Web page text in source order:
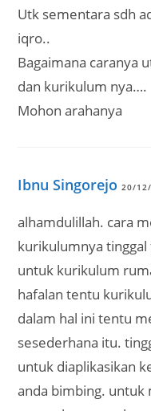
Utk sementara sdh
iqro..
Bagaimana caranya
dan kurikulum nya….
Mohon arahanya
Ibnu Singorejo 20/
alhamdulillah. cara
kurikulumnya tinggal
untuk kurikulum
hafalan tentu
dalam hal ini tentu
sesederhana itu.
untuk diaplikasikan
anda bimbing. untuk